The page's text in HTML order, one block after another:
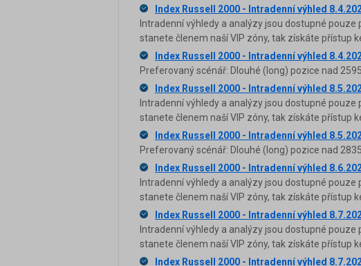
Index Russell 2000 - Intradenní výhled
Intradenní výhledy a analýzy jsou dostupné pouze
stanete členem naší VIP zóny, tak získáte přístup
Index Russell 2000 - Intradenní výhled
Preferovaný scénář: Dlouhé (long) pozice nad
Index Russell 2000 - Intradenní výhled
Intradenní výhledy a analýzy jsou dostupné pouze
stanete členem naší VIP zóny, tak získáte přístup
Index Russell 2000 - Intradenní výhled
Preferovaný scénář: Dlouhé (long) pozice nad
Index Russell 2000 - Intradenní výhled
Intradenní výhledy a analýzy jsou dostupné pouze
stanete členem naší VIP zóny, tak získáte přístup
Index Russell 2000 - Intradenní výhled
Intradenní výhledy a analýzy jsou dostupné pouze
stanete členem naší VIP zóny, tak získáte přístup
Index Russell 2000 - Intradenní výhled